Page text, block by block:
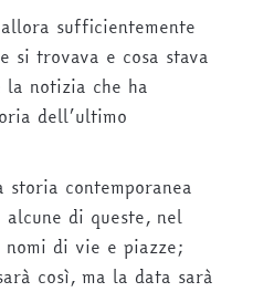
sufficientemente
si trovava e cosa stava
la notizia che ha
dell’ultimo
storia contemporanea
di queste, nel
nomi di vie e piazze;
così, ma la data sarà